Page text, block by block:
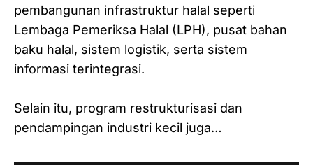
pembangunan infrastruktur halal seperti
Lembaga Pemeriksa Halal (LPH), pusat bahan
baku halal, sistem logistik, serta sistem
informasi terintegrasi.
‎Selain itu, program restrukturisasi dan
pendampingan industri kecil juga…